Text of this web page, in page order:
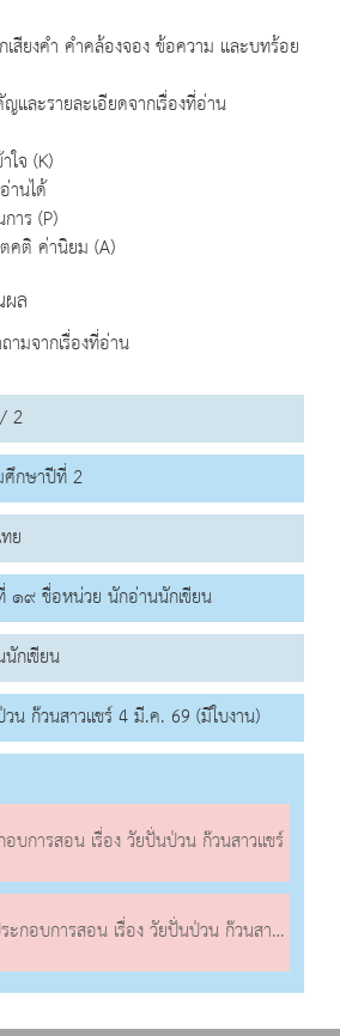
สียงคำ คำคล้องจอง ข้อความ และบทร้อย
ละรายละเอียดจากเรื่องที่อ่าน
ใจ (K)
านได้
าร (P)
ติ ค่านิยม (A)
ล
ามจากเรื่องที่อ่าน
2
กษาปีที่ 2
ย
๑๙ ชื่อหน่วย นักอ่านนักเขียน
กเขียน
น ก๊วนสาวแชร์ 4 มี.ค. 69 (มีใบงาน)
บการสอน เรื่อง วัยปั่นป่วน ก๊วนสาวแชร์
กอบการสอน เรื่อง วัยปั่นป่วน ก๊วนสาวแชร์